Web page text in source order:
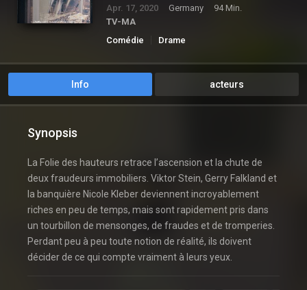
Apr. 17, 2020 Germany
94 Min.
TV-MA
Comédie
Drame
Info acteurs
Synopsis
La Folie des hauteurs retrace l’ascension et la chute de
deux fraudeurs immobiliers. Viktor Stein, Gerry Falkland et
la banquière Nicole Kleber deviennent incroyablement
riches en peu de temps, mais sont rapidement pris dans
un tourbillon de mensonges, de fraudes et de tromperies.
Perdant peu à peu toute notion de réalité, ils doivent
décider de ce qui compte vraiment à leurs yeux.